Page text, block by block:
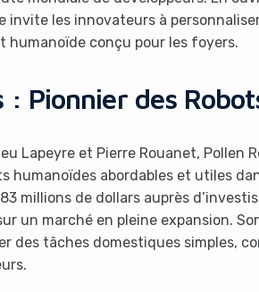
invite les innovateurs à
humanoïde conçu pour les foyers.
: Pionnier des
Lapeyre et Pierre Rouanet, Pollen
humanoïdes abordables et utiles
millions de dollars auprès
un marché en pleine expansion.
des tâches domestiques simples,